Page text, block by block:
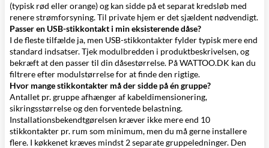
(typisk rød eller orange) og kan sidde på et separat kredsløb med
renere strømforsyning. Til private hjem er det sjældent nødvendigt.
Passer en USB-stikkontakt i min eksisterende dåse?
I de fleste tilfælde ja, men USB-stikkontakter fylder typisk mere end
standard indsatser. Tjek modulbredden i produktbeskrivelsen, og
bekræft at den passer til din dåsestørrelse. På WATTOO.DK kan du
filtrere efter modulstørrelse for at finde den rigtige.
Hvor mange stikkontakter må der sidde på én gruppe?
Antallet pr. gruppe afhænger af kabeldimensionering,
sikringsstørrelse og den forventede belastning.
Installationsbekendtgørelsen kræver ikke mere end 10
stikkontakter pr. rum som minimum, men du må gerne installere
flere. I køkkenet kræves mindst 2 separate gruppeledninger. Den